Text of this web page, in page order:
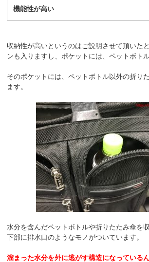
機能性が高い
収納性が高いというのはご説明させて頂いた
ンも入りますし、ポケットには、ペットボト
そのポケットには、ペットボトル以外の折り
ます。
水分を含んだペットボトルや折りたたみ傘を
下部に排水口のようなモノがついています。
溜まった水分を外に逃がす構造になっている